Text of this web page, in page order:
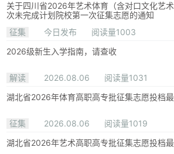
关于四川省2026年艺术体育（含对口文化艺
次未完成计划院校第一次征集志愿的通知
征集
今日发布
阅读量1003
2026级新生入学指南，请查收
解读 2026.08.06
阅读量1031
湖北省2026年体育高职高专批征集志愿投档
征集 2026.08.06
阅读量1019
湖北省2026年艺术高职高专批征集志愿投档